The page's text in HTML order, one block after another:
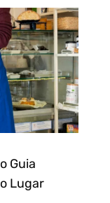
Guia
Lugar